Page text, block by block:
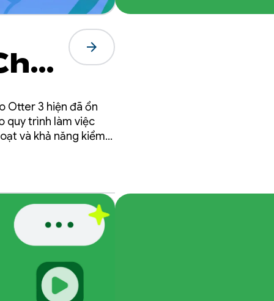
arrow_forward
Otter 3 hiện đã ổn
quy trình làm việc
và khả năng kiểm